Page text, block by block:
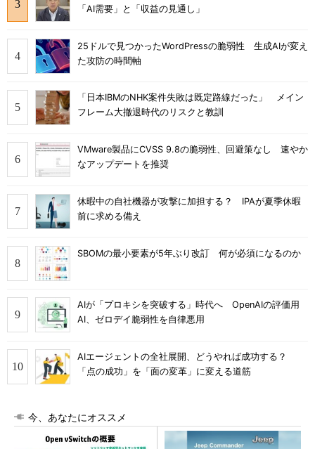
「AI需要」と「収益の見通し」
25ドルで見つかったWordPressの脆弱性 生成AIが変え
た攻防の時間軸
「日本IBMのNHK案件失敗は既定路線だった」 メイン
フレーム大撤退時代のリスクと教訓
VMware製品にCVSS 9.8の脆弱性、回避策なし 速やか
なアップデートを推奨
休暇中の自社機器が攻撃に加担する？ IPAが夏季休暇
前に求める備え
SBOMの最小要素が5年ぶり改訂 何が必須になるのか
AIが「プロキシを突破する」時代へ OpenAIの評価用
AI、ゼロデイ脆弱性を自律悪用
AIエージェントの全社展開、どうやれば成功する？
「点の成功」を「面の変革」に変える道筋
今、あなたにオススメ